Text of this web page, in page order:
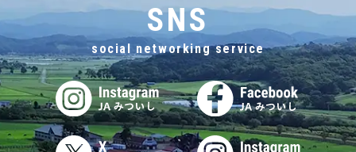
SNS
social networking service